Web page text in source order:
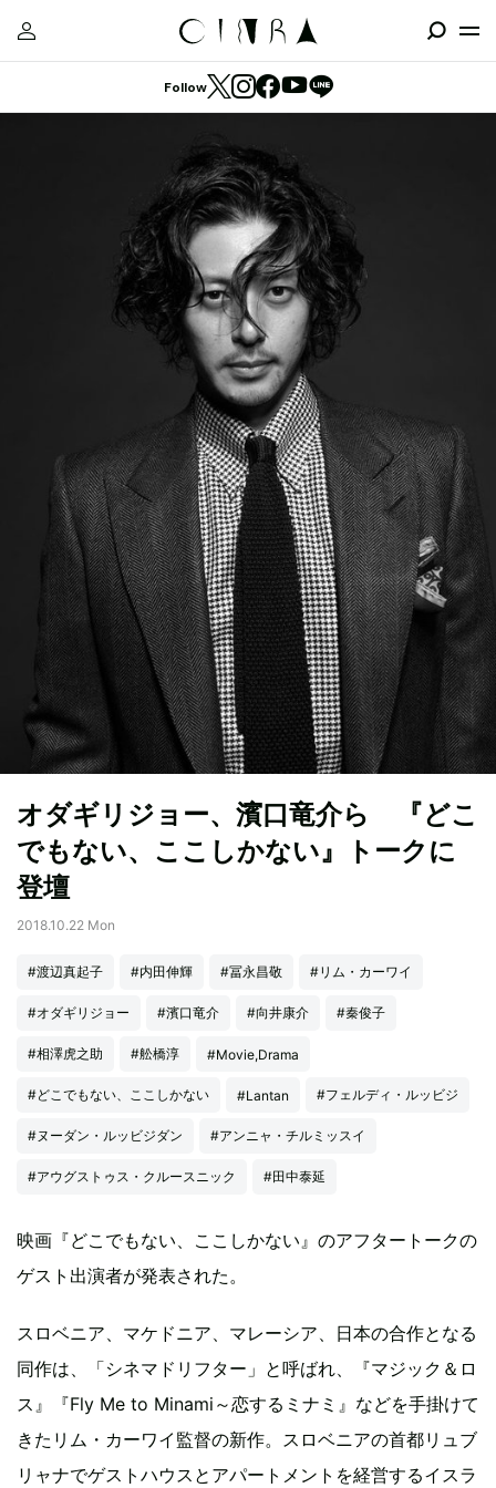
Follow
オダギリジョー、濱口竜介ら 『どこ
でもない、ここしかない』トークに
登壇
2018.10.22 Mon
#渡辺真起子 #内田伸輝 #冨永昌敬 #リム・カーワイ
#オダギリジョー #濱口竜介 #向井康介 #秦俊子
#相澤虎之助 #舩橋淳 #Movie,Drama
#どこでもない、ここしかない #Lantan #フェルディ・ルッビジ
#ヌーダン・ルッビジダン #アンニャ・チルミッスイ
#アウグストゥス・クルースニック #田中泰延
映画『どこでもない、ここしかない』のアフタートークの
ゲスト出演者が発表された。
スロベニア、マケドニア、マレーシア、日本の合作となる
同作は、「シネマドリフター」と呼ばれ、『マジック＆ロ
ス』『Fly Me to Minami～恋するミナミ』などを手掛けて
きたリム・カーワイ監督の新作。スロベニアの首都リュブ
リャナでゲストハウスとアパートメントを経営するイスラ